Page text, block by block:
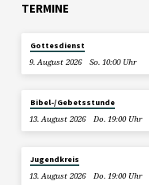
TERMINE
Gottesdienst
9. August 2026
So. 10:00 Uhr
Bibel-/Gebetsstunde
13. August 2026
Do. 19:00 Uhr
Jugendkreis
13. August 2026
Do. 19:00 Uhr